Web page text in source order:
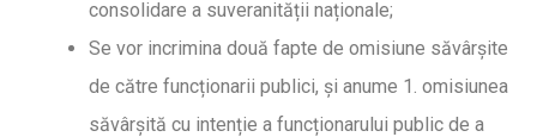
consolidare a suveranității naționale;
Se vor incrimina două fapte de omisiune săvârșite
de către funcționarii publici, și anume 1. omisiunea
săvârșită cu intenție a funcționarului public de a